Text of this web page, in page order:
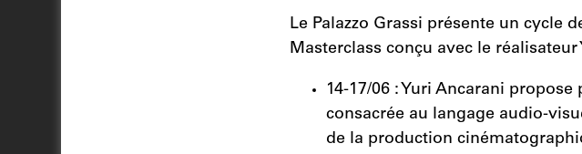
Le Palazzo Grassi présente un cycle
Masterclass conçu avec le réalisateur
14-17/06 : Yuri Ancarani
consacrée au langage audio-
de la production